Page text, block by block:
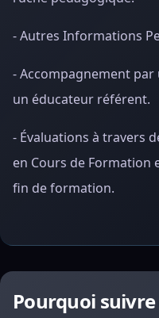
- Autres Informations
- Accompagnement
un éducateur référent.
- Évaluations à travers
en Cours de Formation
fin de formation.
Pourquoi